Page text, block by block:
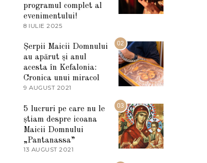
programul complet al
evenimentului!
8 IULIE 2025
U
L
I
2
0
02
Șerpii Maicii Domnului
au apărut și anul
acesta în Kefalonia:
Cronica unui miracol
9 AUGUST 2021
A
R
T
I
2
03
5 lucruri pe care nu le
știam despre icoana
Maicii Domnului
„Pantanassa”
13 AUGUST 2021